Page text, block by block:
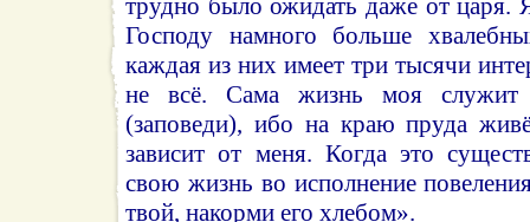
Господу намного больше
каждая из них имеет три тысячи
не всё. Сама жизнь моя служит
(заповеди), ибо на краю пруда
зависит от меня. Когда это
свою жизнь во исполнение
твой, накорми его хлебом».